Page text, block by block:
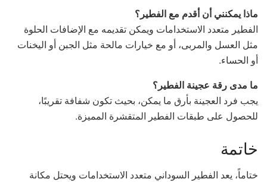
ماذا يمكنني أن أقدم مع الفطير؟
الفطير متعدد الاستخدامات ويمكن تقديمه مع الإضافات الحلوة
مثل العسل والمربى، أو مع خيارات مالحة مثل الجبن أو اليخنات
أو الحساء.
ما مدى رقة عجينة الفطير؟
يجب فرد العجينة بأرق ما يمكن، بحيث تكون شفافة تقريبًا،
للحصول على طبقات الفطير المتقشرة المميزة.
خاتمة
ختاماً، يعد الفطير السوداني متعدد الاستخدامات ويحتل مكانة